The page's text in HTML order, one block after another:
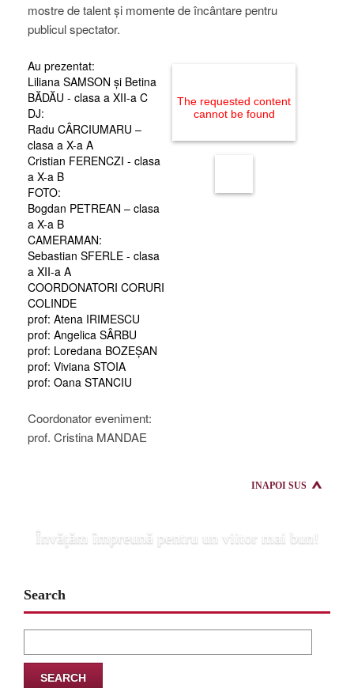
mostre de talent și momente de încântare pentru
publicul spectator.
Au prezentat:
Liliana SAMSON și Betina
BĂDĂU - clasa a XII-a C
DJ:
Radu CÂRCIUMARU –
clasa a X-a A
Cristian FERENCZI - clasa
a X-a B
FOTO:
Bogdan PETREAN – clasa
a X-a B
CAMERAMAN:
Sebastian SFERLE - clasa
a XII-a A
COORDONATORI CORURI
COLINDE
prof: Atena IRIMESCU
prof: Angelica SÂRBU
prof: Loredana BOZEȘAN
prof: Viviana STOIA
prof: Oana STANCIU
Coordonator eveniment:
prof. Cristina MANDAE
The requested content
cannot be found
INAPOI SUS
Învăţăm împreună pentru un viitor mai bun!
Search
for: